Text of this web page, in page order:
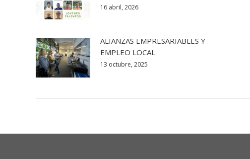
16 abril, 2026
ALIANZAS EMPRESARIABLES Y
EMPLEO LOCAL
13 octubre, 2025